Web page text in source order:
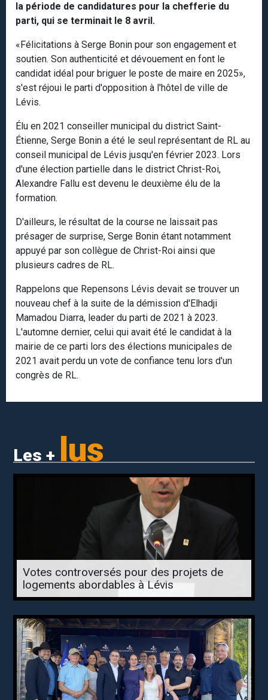
la période de candidatures pour la chefferie du
parti, qui se terminait le 8 avril.
«Félicitations à Serge Bonin pour son engagement et
soutien. Son authenticité et dévouement en font le
candidat idéal pour briguer le poste de maire en 2025»,
s'est réjoui le parti d'opposition à l'hôtel de ville de
Lévis.
Élu en 2021 conseiller municipal du district Saint-
Étienne, Serge Bonin a été le seul représentant de RL au
conseil municipal de Lévis jusqu'en février 2023. Lors
d'une élection partielle dans le district Christ-Roi,
Alexandre Fallu est devenu le deuxième élu de la
formation.
D'ailleurs, le résultat de la course ne laissait pas
présager de surprise, Serge Bonin étant notamment
appuyé par son collègue de Christ-Roi ainsi que
plusieurs cadres de RL.
Rappelons que Repensons Lévis devait se trouver un
nouveau chef à la suite de la démission d'Elhadji
Mamadou Diarra, leader du parti de 2021 à 2023.
L'automne dernier, celui qui avait été le candidat à la
mairie de ce parti lors des élections municipales de
2021 avait perdu un vote de confiance tenu lors d'un
congrès de RL.
Les + lus
Votes controversés pour des projets de
logements abordables à Lévis